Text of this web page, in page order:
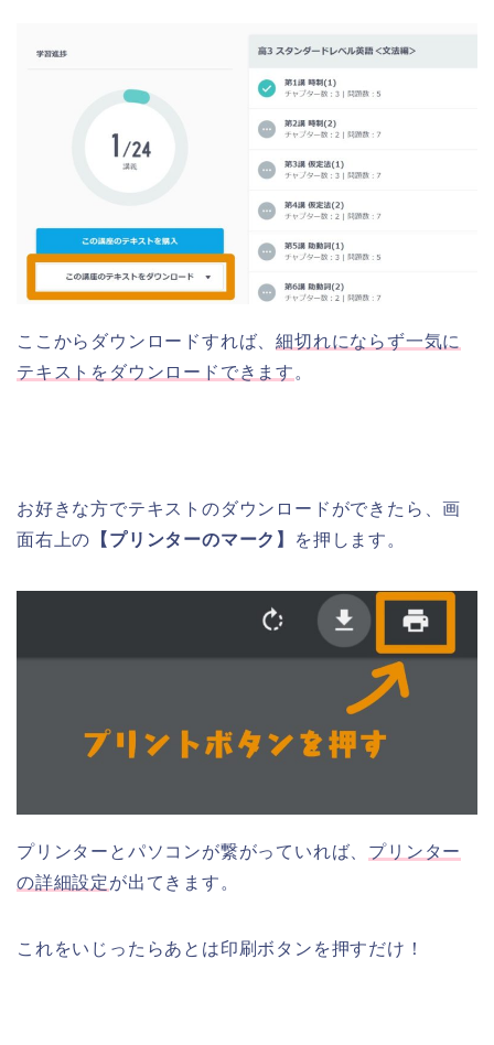
ここからダウンロードすれば、細切れにならず一気に
テキストをダウンロードできます 。
お好きな方でテキストのダウンロードができたら、画
面右上の 【プリンターのマーク】 を押します。
プリンターとパソコンが繋がっていれば、 プリンター
の詳細設定が出てきます。
これをいじったらあとは印刷ボタンを押すだけ！